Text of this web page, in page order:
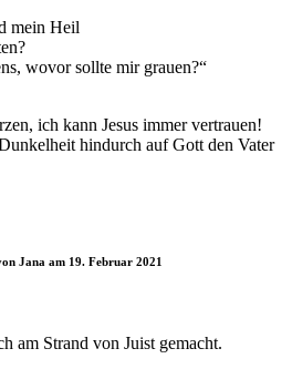
mein Heil
wovor sollte mir grauen?“
ich kann Jesus immer vertrauen!
hindurch auf Gott den Vater
Jana am 19. Februar 2021
am Strand von Juist gemacht.